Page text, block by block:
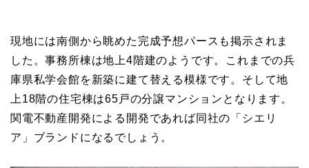
現地には南側から眺めた完成予想パースも掲示されま
した。事務所棟は地上4階建のようです。これまでの兵
庫県私学会館を新築に建て替える模様です。そして地
上18階の住宅棟は65戸の分譲マンションとなります。
関電不動産開発による開発であれば同社の「シエリ
ア」ブランドになるでしょう。